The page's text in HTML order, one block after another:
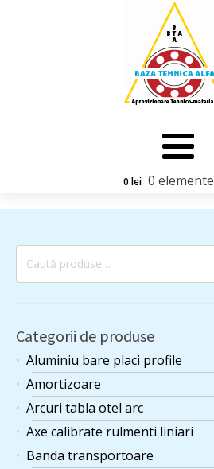
0 lei 0 elemente
Caută
Categorii de produse
Aluminiu bare placi profile
Amortizoare
Arcuri tabla otel arc
Axe calibrate rulmenti liniari
Banda transportoare